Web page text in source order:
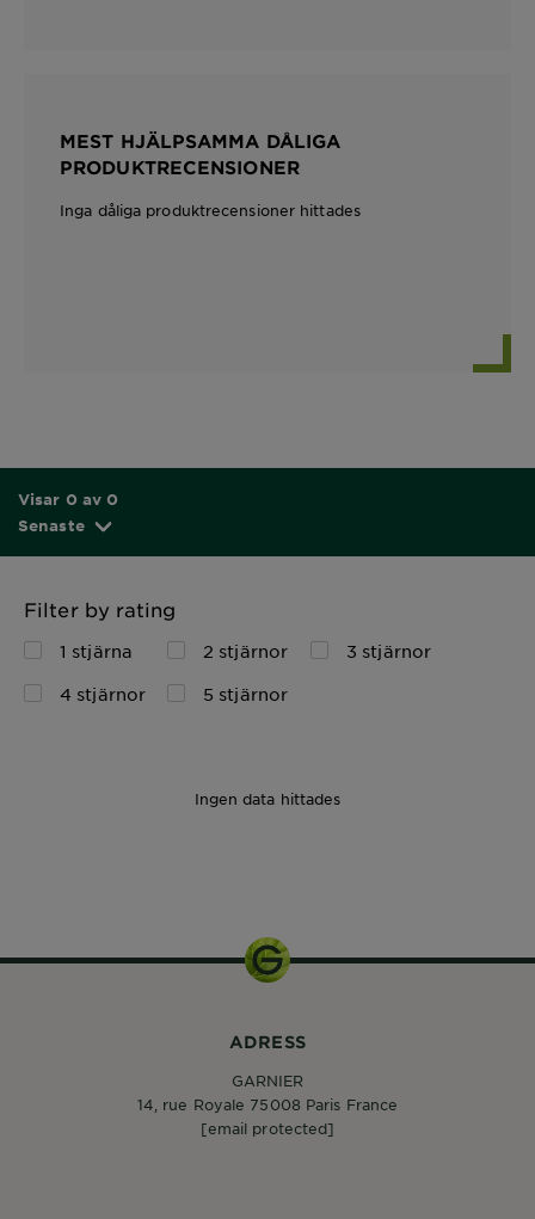
MEST HJÄLPSAMMA DÅLIGA
PRODUKTRECENSIONER
Inga dåliga produktrecensioner hittades
Visar 0 av 0
Senaste
Filter by rating
1 stjärna 2 stjärnor
3 stjärnor
4 stjärnor
5 stjärnor
Ingen data hittades
ADRESS
GARNIER
14, rue Royale 75008 Paris France
[email protected]